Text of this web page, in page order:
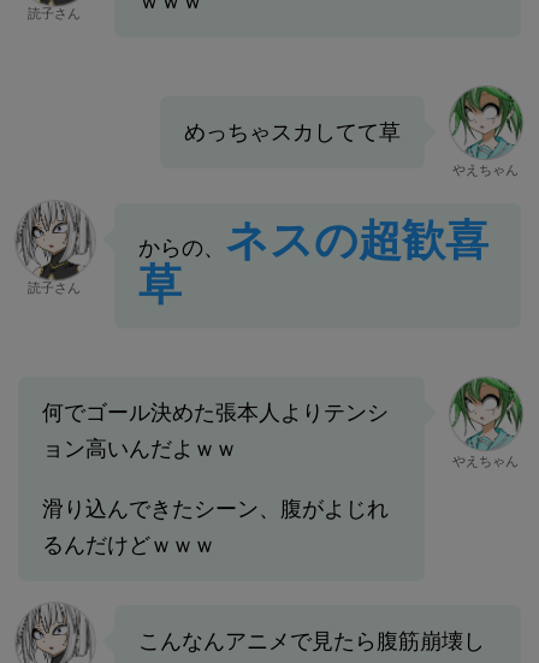
読子さん
めっちゃスカしてて草
やえちゃん
読子さん
からの、 ネスの超歓喜
草
何でゴール決めた張本人よりテンシ
ョン高いんだよｗｗ
滑り込んできたシーン、腹がよじれ
るんだけどｗｗｗ
やえちゃん
こんなんアニメで見たら腹筋崩壊し